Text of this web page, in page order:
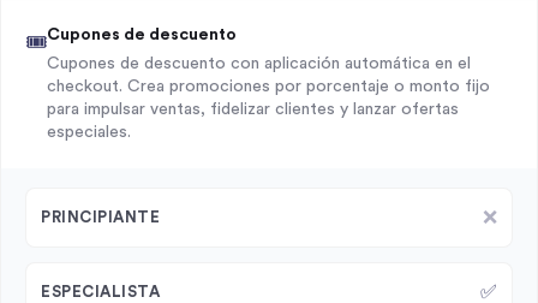
🎟️Cupones de descuento
Cupones de descuento con aplicación automática en el
checkout. Crea promociones por porcentaje o monto fijo
para impulsar ventas, fidelizar clientes y lanzar ofertas
especiales.
PRINCIPIANTE ❌
ESPECIALISTA ✅